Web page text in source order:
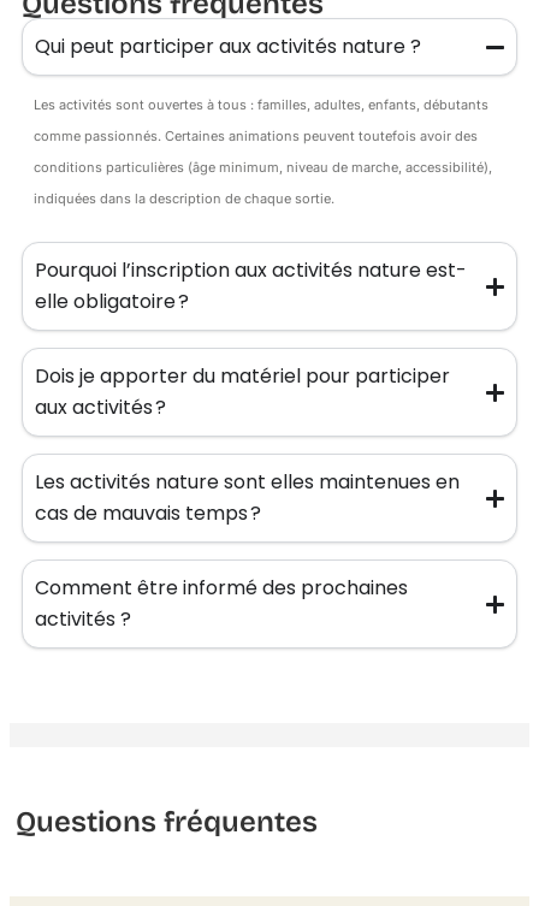
Qui peut participer aux activités nature ?
Les activités sont ouvertes à tous : familles, adultes, enfants, débutants
comme passionnés. Certaines animations peuvent toutefois avoir des
conditions particulières (âge minimum, niveau de marche, accessibilité),
indiquées dans la description de chaque sortie.
Pourquoi l’inscription aux activités nature est-
elle obligatoire ?
Dois je apporter du matériel pour participer
aux activités ?
Les activités nature sont elles maintenues en
cas de mauvais temps ?
Comment être informé des prochaines
activités ?
Questions fréquentes